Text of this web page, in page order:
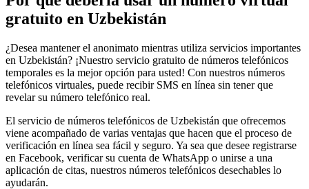
gratuito en Uzbekistán
¿Desea mantener el anonimato mientras utiliza servicios importantes
en Uzbekistán? ¡Nuestro servicio gratuito de números telefónicos
temporales es la mejor opción para usted! Con nuestros números
telefónicos virtuales, puede recibir SMS en línea sin tener que
revelar su número telefónico real.
El servicio de números telefónicos de Uzbekistán que ofrecemos
viene acompañado de varias ventajas que hacen que el proceso de
verificación en línea sea fácil y seguro. Ya sea que desee registrarse
en Facebook, verificar su cuenta de WhatsApp o unirse a una
aplicación de citas, nuestros números telefónicos desechables lo
ayudarán.